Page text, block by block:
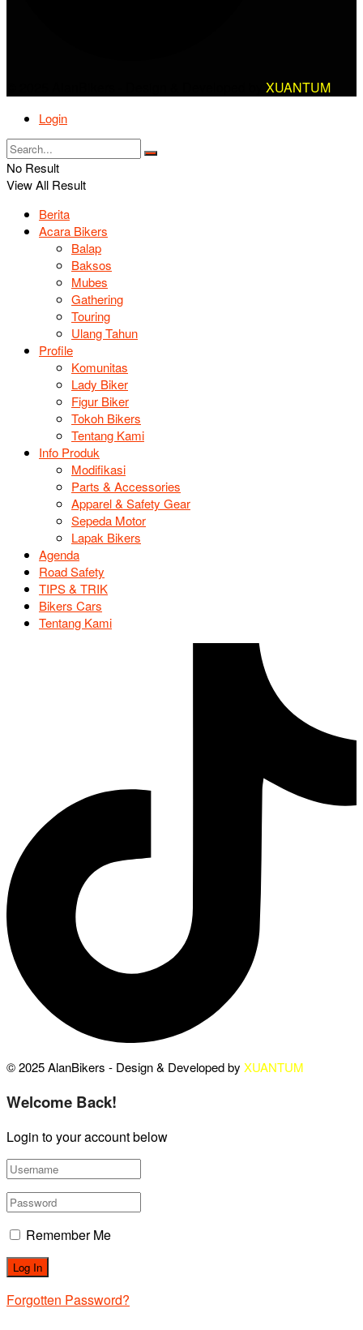
XUANTUM
Login
No Result
View All Result
Berita
Acara Bikers
Balap
Baksos
Mubes
Gathering
Touring
Ulang Tahun
Profile
Komunitas
Lady Biker
Figur Biker
Tokoh Bikers
Tentang Kami
Info Produk
Modifikasi
Parts & Accessories
Apparel & Safety Gear
Sepeda Motor
Lapak Bikers
Agenda
Road Safety
TIPS & TRIK
Bikers Cars
Tentang Kami
© 2025 AlanBikers - Design & Developed by XUANTUM
Welcome Back!
Login to your account below
Remember Me
Forgotten Password?